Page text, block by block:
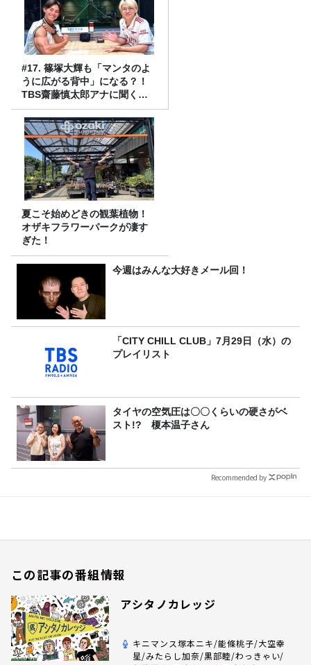
#17. 篠塚大輝も「マンタのよ
うに広がる背中」になる？！
TBS齋藤慎太郎アナに聞くメ
ンズフィジークの魅力！！
夏こそ始めどきの観葉植物！
オザキフラワーパークが凄す
ぎた！
今週はみんな大好きメール回！
「CITY CHILL CLUB」7月29日（水）の
プレイリスト
タイヤの空気圧は〇〇くらいの硬さがベ
スト!? 榎本温子さん
Recommended by
この記事の番組情報
アシタノカレッジ
キニマンス塚本ニキ/能條桃子/大空幸
星/みたらし加奈/黒部睦/わっきゃい/